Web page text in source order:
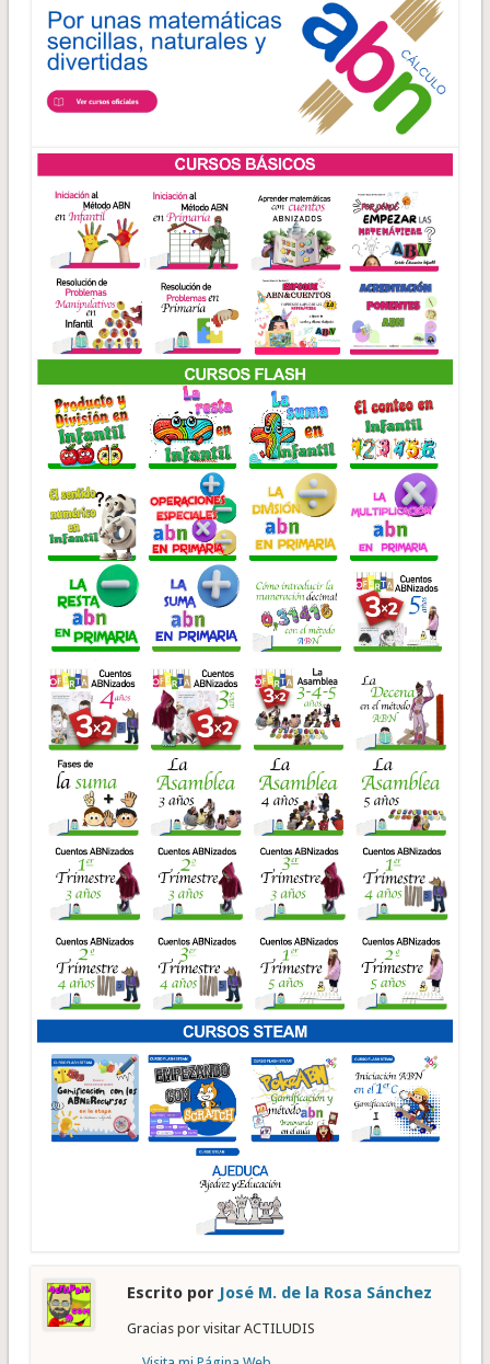
Escrito por José M. de la Rosa Sánchez
Gracias por visitar ACTILUDIS